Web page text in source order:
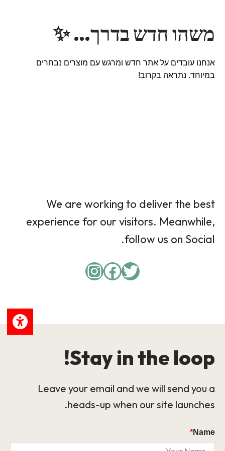
משהו חדש בדרך… ✨
אנחנו עובדים על אתר חדש ומרגש עם מוצרים נבחרים
במיוחד. נתראה בקרוב!
We are working to deliver the best
experience for our visitors. Meanwhile,
follow us on Social.
Twitter
Facebook
Instagram
Stay in the loop!
Leave your email and we will send you a
heads-up when our site launches.
Name
*